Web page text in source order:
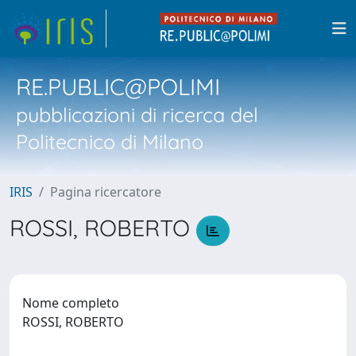
RE.PUBLIC@POLIMI
pubblicazioni di ricerca del
Politecnico di Milano
IRIS Pagina ricercatore
ROSSI, ROBERTO
Nome completo
ROSSI, ROBERTO